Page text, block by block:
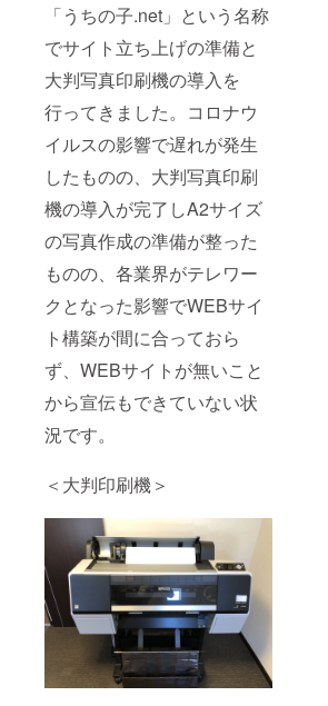
「うちの子.net」という名称
でサイト立ち上げの準備と
大判写真印刷機の導入を
行ってきました。コロナウ
イルスの影響で遅れが発生
したものの、大判写真印刷
機の導入が完了しA2サイズ
の写真作成の準備が整った
ものの、各業界がテレワー
クとなった影響でWEBサイ
ト構築が間に合っておら
ず、WEBサイトが無いこと
から宣伝もできていない状
況です。
＜大判印刷機＞